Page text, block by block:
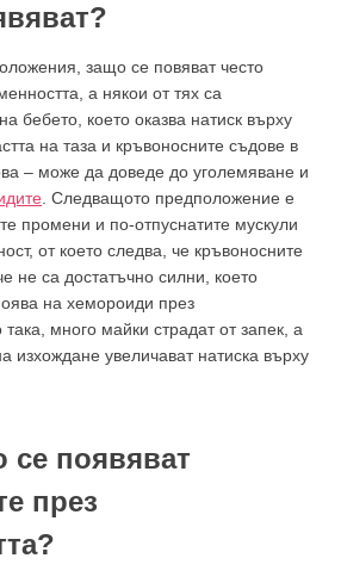
защо се повяват често
а някои от тях са
бебето, което оказва натиск върху
на таза и кръвоносните съдове в
– може да доведе до уголемяване и
. Следващото предположение е
промени и по-отпуснатите мускули
от което следва, че кръвоносните
не са достатъчно силни, което
на хемороиди през
много майки страдат от запек, а
изхождане увеличават натиска върху
се появяват
през